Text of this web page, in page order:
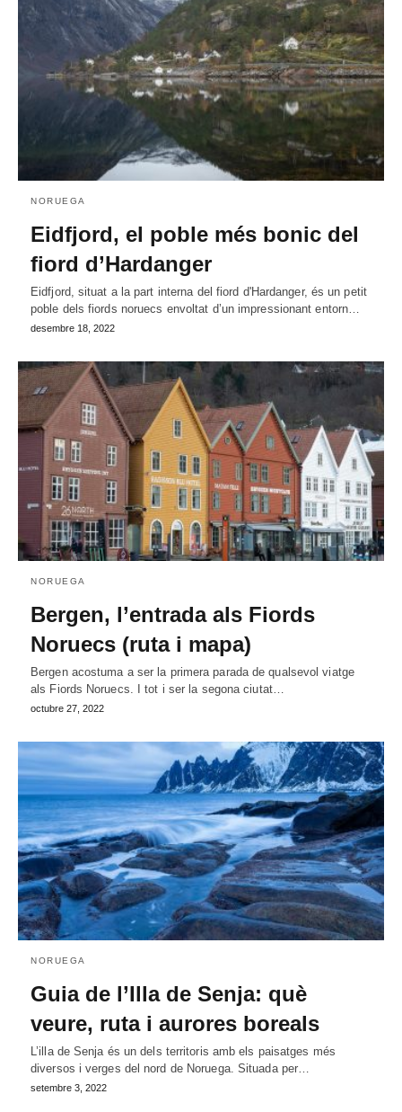
NORUEGA
Eidfjord, el poble més bonic del
fiord d’Hardanger
Eidfjord, situat a la part interna del fiord d'Hardanger, és un petit
poble dels fiords noruecs envoltat d’un impressionant entorn…
desembre 18, 2022
NORUEGA
Bergen, l’entrada als Fiords
Noruecs (ruta i mapa)
Bergen acostuma a ser la primera parada de qualsevol viatge
als Fiords Noruecs. I tot i ser la segona ciutat…
octubre 27, 2022
NORUEGA
Guia de l’Illa de Senja: què
veure, ruta i aurores boreals
L’illa de Senja és un dels territoris amb els paisatges més
diversos i verges del nord de Noruega. Situada per…
setembre 3, 2022